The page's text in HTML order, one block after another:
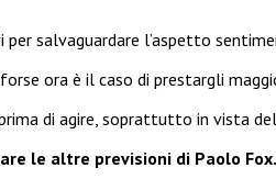
per salvaguardare l’aspetto
ora è il caso di prestargli
di agire, soprattutto in vista
le altre previsioni di Paolo Fox.